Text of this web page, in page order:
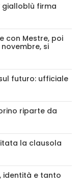
gialloblù firma
con Mestre, poi
novembre, si
futuro: ufficiale
riparte da
la clausola
identità e tanto